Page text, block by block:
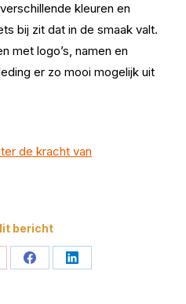
kleuren en
bij zit dat in de smaak valt.
met logo’s, namen en
er zo mooi mogelijk uit
de kracht van
bericht
Deel
Deel